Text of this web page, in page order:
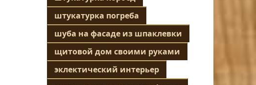
штукатурка погреба
шуба на фасаде из шпаклевки
щитовой дом своими руками
эклектический интерьер